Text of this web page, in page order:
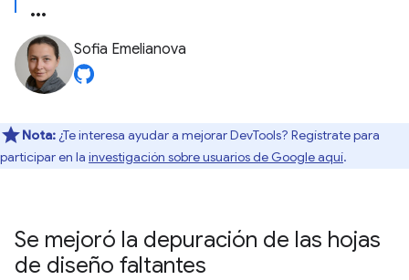
Sofia Emelianova
Nota: ¿Te interesa ayudar a mejorar DevTools? Regístrate para
participar en la investigación sobre usuarios de Google aquí.
Se mejoró la depuración de las hojas
de diseño faltantes